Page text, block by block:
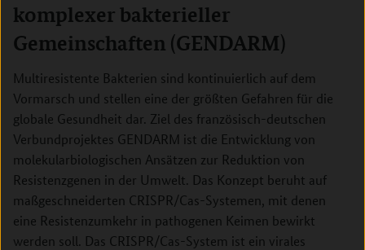
komplexer bakterieller
Gemeinschaften (GENDARM)
Multiresistente Bakterien sind kontinuierlich auf dem
Vormarsch und stellen eine der größten Gefahren für die
globale Gesundheit dar. Ziel des französisch-deutschen
Verbundprojektes GENDARM ist die Entwicklung von
molekularbiologischen Ansätzen zur Reduktion von
Resistenzgenen in der Umwelt. Das Konzept beruht auf
maßgeschneiderten CRISPR/Cas-Systemen, mit denen
eine Resistenzumkehr in pathogenen Keimen bewirkt
werden soll. Das CRISPR/Cas-System ist ein virales